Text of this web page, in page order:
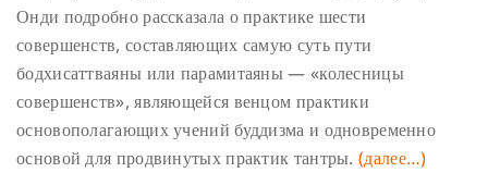
Онди подробно рассказала о практике шести
совершенств, составляющих самую суть пути
бодхисаттваяны или парамитаяны — «колесницы
совершенств», являющейся венцом практики
основополагающих учений буддизма и одновременно
основой для продвинутых практик тантры.(далее…)